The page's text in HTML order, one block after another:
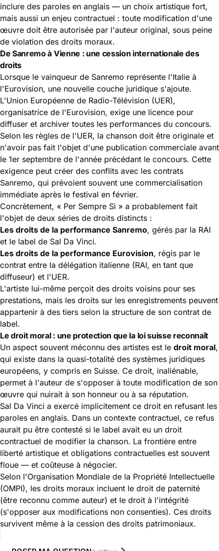
inclure des paroles en anglais — un choix artistique fort,
mais aussi un enjeu contractuel : toute modification d'une
œuvre doit être autorisée par l'auteur original, sous peine
de violation des droits moraux.
De Sanremo à Vienne : une cession internationale des
droits
Lorsque le vainqueur de Sanremo représente l'Italie à
l'Eurovision, une nouvelle couche juridique s'ajoute.
L'Union Européenne de Radio-Télévision (UER),
organisatrice de l'Eurovision, exige une licence pour
diffuser et archiver toutes les performances du concours.
Selon les règles de l'UER, la chanson doit être originale et
n'avoir pas fait l'objet d'une publication commerciale avant
le 1er septembre de l'année précédant le concours. Cette
exigence peut créer des conflits avec les contrats
Sanremo, qui prévoient souvent une commercialisation
immédiate après le festival en février.
Concrètement, « Per Sempre Sì » a probablement fait
l'objet de deux séries de droits distincts :
Les droits de la performance Sanremo, gérés par la RAI
et le label de Sal Da Vinci.
Les droits de la performance Eurovision, régis par le
contrat entre la délégation italienne (RAI, en tant que
diffuseur) et l'UER.
L'artiste lui-même perçoit des droits voisins pour ses
prestations, mais les droits sur les enregistrements peuvent
appartenir à des tiers selon la structure de son contrat de
label.
Le droit moral : une protection que la loi suisse reconnaît
Un aspect souvent méconnu des artistes est le droit moral,
qui existe dans la quasi-totalité des systèmes juridiques
européens, y compris en Suisse. Ce droit, inaliénable,
permet à l'auteur de s'opposer à toute modification de son
œuvre qui nuirait à son honneur ou à sa réputation.
Sal Da Vinci a exercé implicitement ce droit en refusant les
paroles en anglais. Dans un contexte contractuel, ce refus
aurait pu être contesté si le label avait eu un droit
contractuel de modifier la chanson. La frontière entre
liberté artistique et obligations contractuelles est souvent
floue — et coûteuse à négocier.
Selon l'Organisation Mondiale de la Propriété Intellectuelle
(OMPI), les droits moraux incluent le droit de paternité
(être reconnu comme auteur) et le droit à l'intégrité
(s'opposer aux modifications non consenties). Ces droits
survivent même à la cession des droits patrimoniaux.